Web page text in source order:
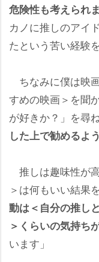
危険性も考えられま
カノに推しのアイ
たという苦い経験
ちなみに僕は映
すめの映画＞を聞
が好きか？」を尋
した上で勧めるよ
推しは趣味性が
＞は何もいい結果
動は＜自分の推し
＞くらいの気持ち
います」